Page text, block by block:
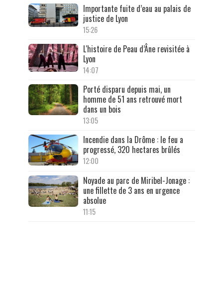
Importante fuite d’eau au palais de
justice de Lyon
15:26
L'histoire de Peau d’Âne revisitée à
Lyon
14:07
Porté disparu depuis mai, un
homme de 51 ans retrouvé mort
dans un bois
13:05
Incendie dans la Drôme : le feu a
progressé, 320 hectares brûlés
12:00
Noyade au parc de Miribel-Jonage :
une fillette de 3 ans en urgence
absolue
11:15